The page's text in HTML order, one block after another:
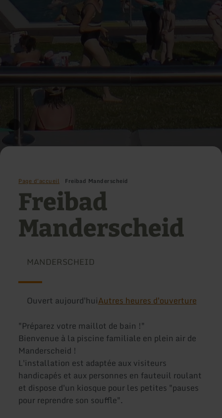
Page d'accueil Freibad Manderscheid
Freibad
Manderscheid
MANDERSCHEID
Ouvert aujourd'huiAutres heures d'ouverture
"Préparez votre maillot de bain !"
Bienvenue à la piscine familiale en plein air de
Manderscheid !
L'installation est adaptée aux visiteurs
handicapés et aux personnes en fauteuil roulant
et dispose d'un kiosque pour les petites "pauses
pour reprendre son souffle".